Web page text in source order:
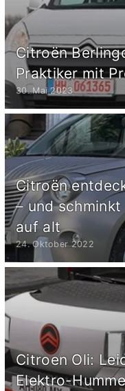
Citroën
Praktiker mit
30. Mai 2023
Citroën
– und
auf alt
24. Oktober 2022
Citroen Oli:
Elektro-